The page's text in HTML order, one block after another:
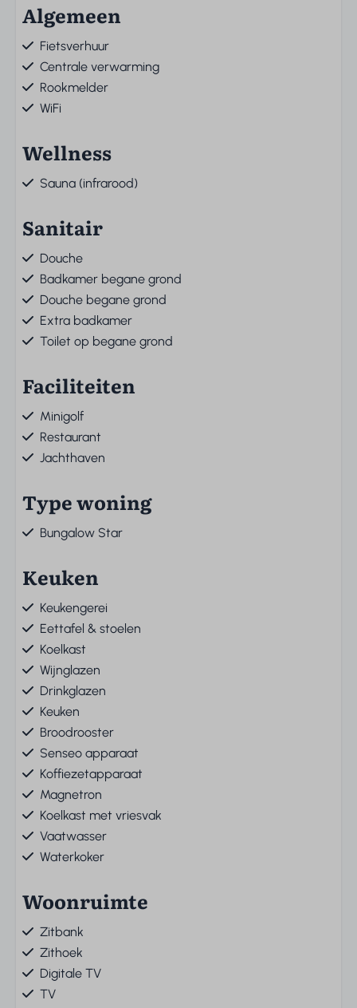
Algemeen
Fietsverhuur
Centrale verwarming
Rookmelder
WiFi
Wellness
Sauna (infrarood)
Sanitair
Douche
Badkamer begane grond
Douche begane grond
Extra badkamer
Toilet op begane grond
Faciliteiten
Minigolf
Restaurant
Jachthaven
Type woning
Bungalow Star
Keuken
Keukengerei
Eettafel & stoelen
Koelkast
Wijnglazen
Drinkglazen
Keuken
Broodrooster
Senseo apparaat
Koffiezetapparaat
Magnetron
Koelkast met vriesvak
Vaatwasser
Waterkoker
Woonruimte
Zitbank
Zithoek
Digitale TV
TV